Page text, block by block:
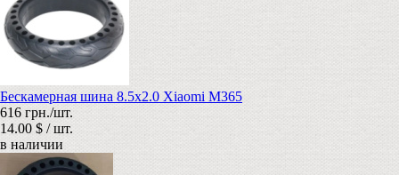
Бескамерная шина 8.5х2.0 Xiaomi M365
616 грн./шт.
14.00 $ / шт.
в наличии